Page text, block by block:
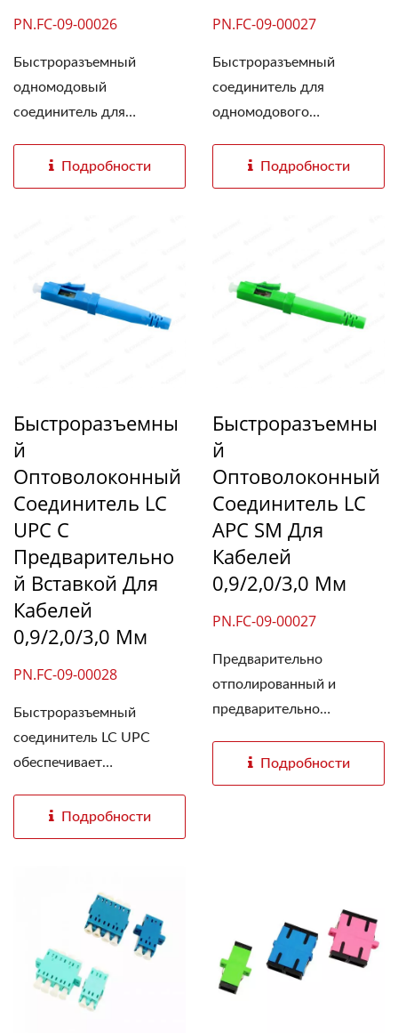
PN.FC-09-00026
Быстроразъемный
одномодовый
соединитель для
Подробности
PN.FC-09-00027
Быстроразъемный
соединитель для
одномодового
Подробности
Быстроразъемны
Й
Оптоволоконный
Соединитель LC
UPC С
Предварительно
Й Вставкой Для
Кабелей
0,9/2,0/3,0 Мм
PN.FC-09-00028
Быстроразъемный
соединитель LC UPC
обеспечивает
Подробности
Быстроразъемны
Й
Оптоволоконный
Соединитель LC
APC SM Для
Кабелей
0,9/2,0/3,0 Мм
PN.FC-09-00027
Предварительно
отполированный и
предварительно
Подробности